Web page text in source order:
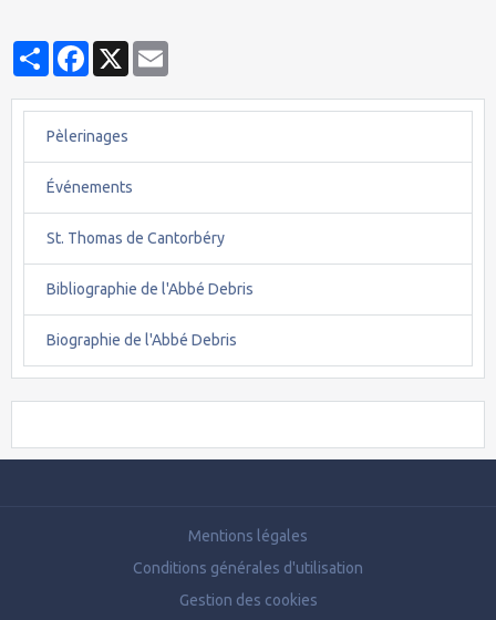
PartagerFacebook
X
Pèlerinages
Événements
St. Thomas de Cantorbéry
Bibliographie de l'Abbé Debris
Biographie de l'Abbé Debris
Mentions légales
Conditions générales d'utilisation
Gestion des cookies